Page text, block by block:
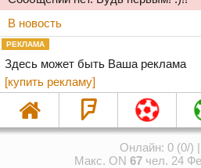
В новость
РЕКЛАМА
Здесь может быть Ваша реклама
[купить рекламу]
Онлайн: 0 (0/) |
Макс. ON 67чел. 24